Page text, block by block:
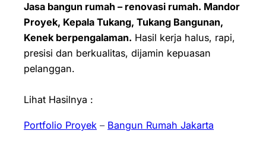
Jasa bangun rumah – renovasi rumah. Mandor
Proyek, Kepala Tukang, Tukang Bangunan,
Kenek berpengalaman. Hasil kerja halus, rapi,
presisi dan berkualitas, dijamin kepuasan
pelanggan.
Lihat Hasilnya :
Portfolio Proyek – Bangun Rumah Jakarta